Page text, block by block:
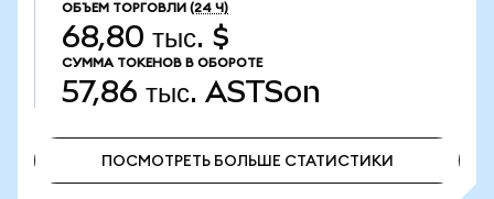
ОБЪЕМ ТОРГОВЛИ (24 Ч)
68,80 тыс. $
СУММА ТОКЕНОВ В ОБОРОТЕ
57,86 тыс. ASTSon
ПОСМОТРЕТЬ БОЛЬШЕ СТАТИСТИКИ